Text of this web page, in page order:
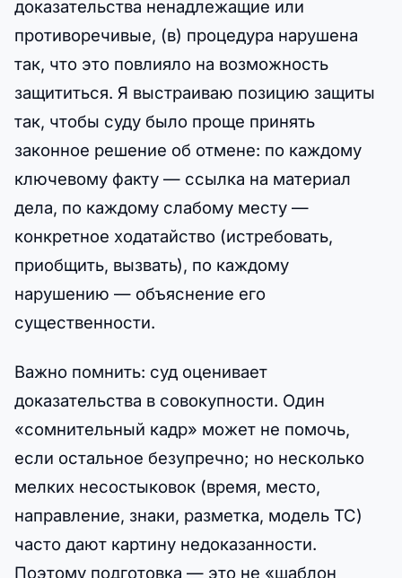
доказательства ненадлежащие или
противоречивые, (в) процедура нарушена
так, что это повлияло на возможность
защититься. Я выстраиваю позицию защиты
так, чтобы суду было проще принять
законное решение об отмене: по каждому
ключевому факту — ссылка на материал
дела, по каждому слабому месту —
конкретное ходатайство (истребовать,
приобщить, вызвать), по каждому
нарушению — объяснение его
существенности.
Важно помнить: суд оценивает
доказательства в совокупности. Один
«сомнительный кадр» может не помочь,
если остальное безупречно; но несколько
мелких несостыковок (время, место,
направление, знаки, разметка, модель ТС)
часто дают картину недоказанности.
Поэтому подготовка — это не «шаблон